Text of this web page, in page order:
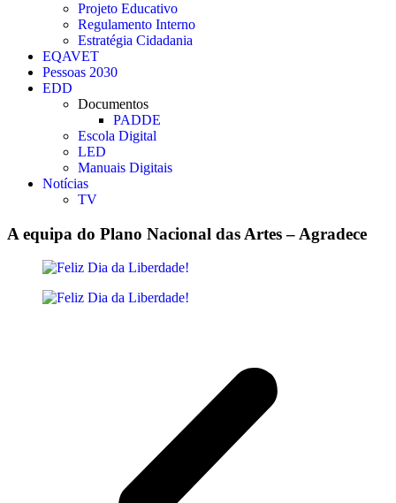
Projeto Educativo
Regulamento Interno
Estratégia Cidadania
EQAVET
Pessoas 2030
EDD
Documentos
PADDE
Escola Digital
LED
Manuais Digitais
Notícias
TV
A equipa do Plano Nacional das Artes – Agradece